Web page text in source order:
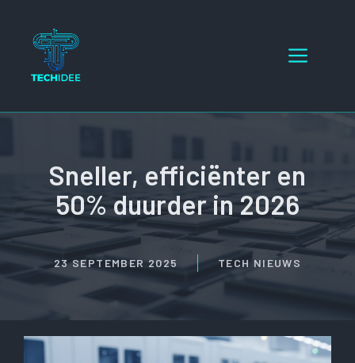
inhoud
Menu
Sneller, efficiënter en
50% duurder in 2026
23 SEPTEMBER 2025 TECH NIEUWS